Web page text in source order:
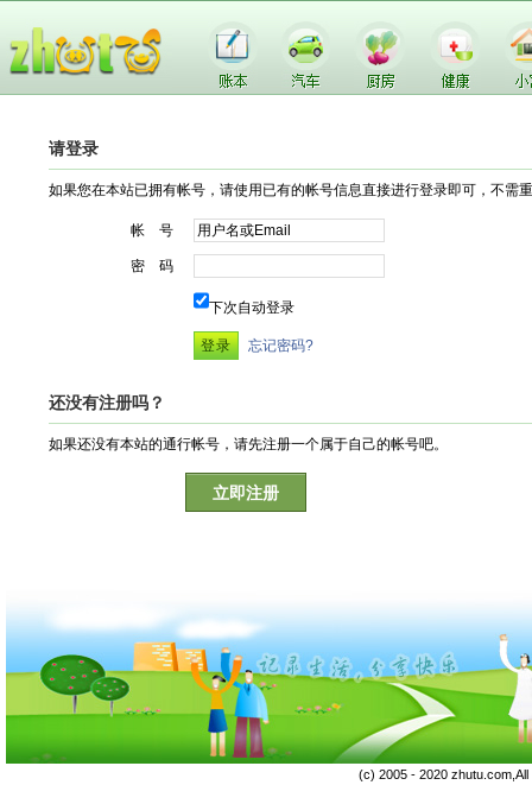
请登录
如果您在本站已拥有帐号，请使用已有的帐号信息直接进行登录即可，不需
帐 号
密 码
下次自动登录
忘记密码?
还没有注册吗？
如果还没有本站的通行帐号，请先注册一个属于自己的帐号吧。
立即注册
(c) 2005 - 2020